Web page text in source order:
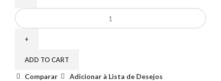
ADD TO CART
Comparar
Adicionar à Lista de Desejos